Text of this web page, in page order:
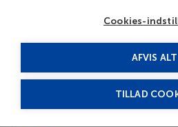
Cookies-
AFVIS ALT
TILLAD
Berck Sur Mer
Beskrivelse